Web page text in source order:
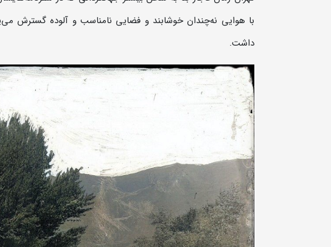
با هوایی نه‌چندان خوشابند و فضایی نامناسب و آلوده گسترش
داشت.